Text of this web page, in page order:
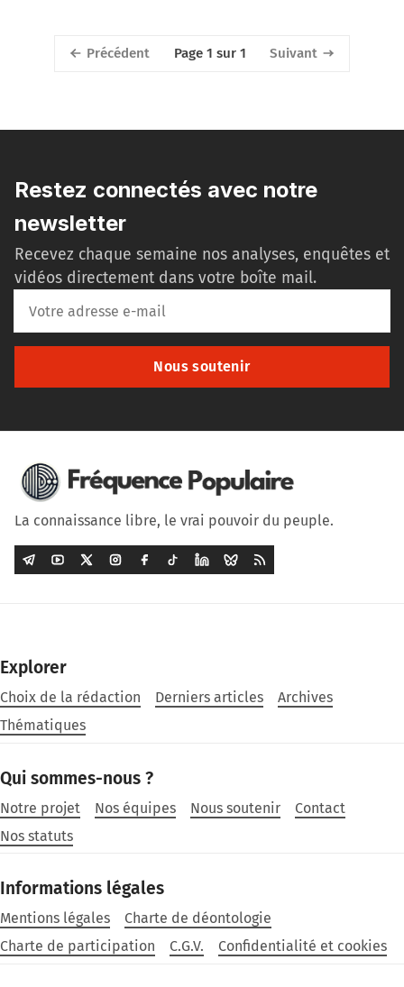
Précédent Page 1 sur 1 Suivant
Restez connectés avec notre
newsletter
Recevez chaque semaine nos analyses, enquêtes et
vidéos directement dans votre boîte mail.
Nous soutenir
La connaissance libre, le vrai pouvoir du peuple.
Explorer
Choix de la rédaction Derniers articles
Archives
Thématiques
Qui sommes-nous ?
Notre projet Nos équipes Nous soutenir
Contact
Nos statuts
Informations légales
Mentions légales
Charte de déontologie
Charte de participation
C.G.V. Confidentialité et cookies